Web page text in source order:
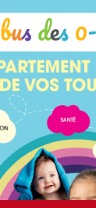
Rechercher sur